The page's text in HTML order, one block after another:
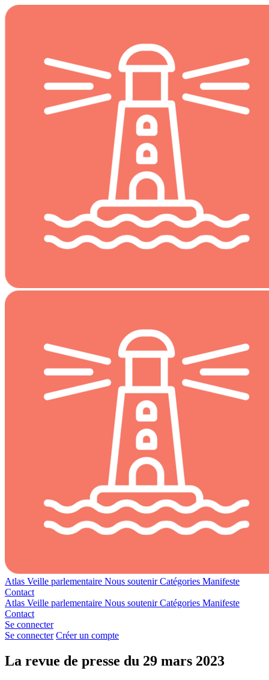
Atlas Veille parlementaire Nous soutenirCatégories Manifeste
Contact
Atlas Veille parlementaire Nous soutenirCatégories Manifeste
Contact
Se connecter
Se connecter Créer un compte
La revue de presse du 29 mars 2023